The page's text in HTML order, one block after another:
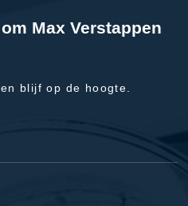
Max Verstappen
blijf op de hoogte.